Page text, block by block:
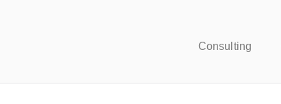
Consulting